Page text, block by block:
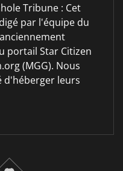
Tribune : Cet
par l'équipe du
portail Star Citizen
(MGG). Nous
d'héberger leurs